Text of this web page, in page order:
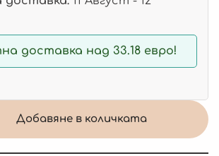
доставка над 33.18 евро!
Добавяне в количката